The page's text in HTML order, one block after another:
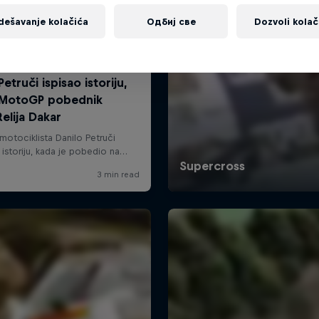
kolačića Одбиј све Dozvoli